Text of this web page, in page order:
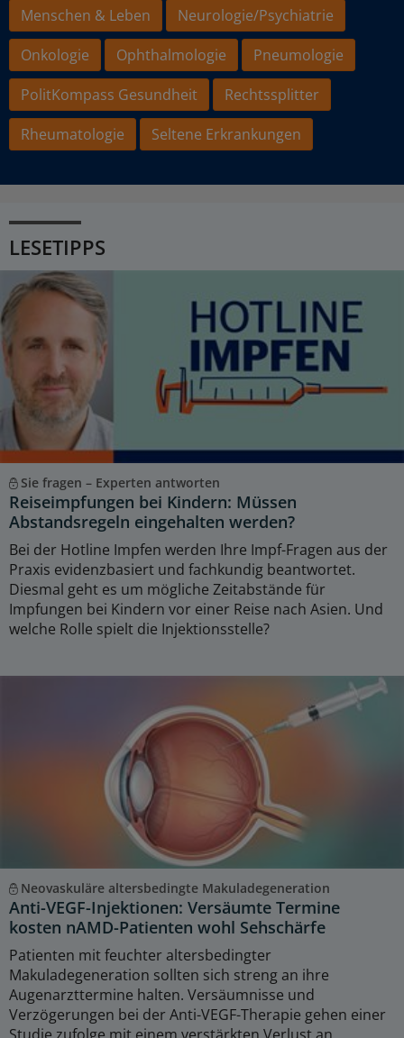
Menschen & Leben
Neurologie/Psychiatrie
Onkologie
Ophthalmologie
Pneumologie
PolitKompass Gesundheit
Rechtssplitter
Rheumatologie
Seltene Erkrankungen
LESETIPPS
Sie fragen – Experten antworten
Reiseimpfungen bei Kindern: Müssen
Abstandsregeln eingehalten werden?
Bei der Hotline Impfen werden Ihre Impf-Fragen aus der
Praxis evidenzbasiert und fachkundig beantwortet.
Diesmal geht es um mögliche Zeitabstände für
Impfungen bei Kindern vor einer Reise nach Asien. Und
welche Rolle spielt die Injektionsstelle?
Neovaskuläre altersbedingte Makuladegeneration
Anti-VEGF-Injektionen: Versäumte Termine
kosten nAMD-Patienten wohl Sehschärfe
Patienten mit feuchter altersbedingter
Makuladegeneration sollten sich streng an ihre
Augenarzttermine halten. Versäumnisse und
Verzögerungen bei der Anti-VEGF-Therapie gehen einer
Studie zufolge mit einem verstärkten Verlust an